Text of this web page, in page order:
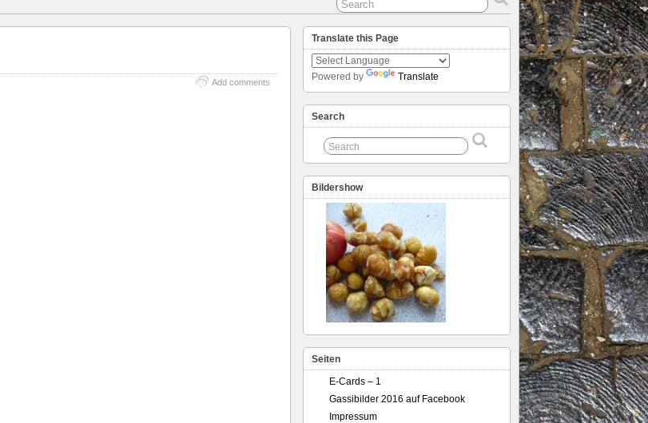
Add comments
Translate this Page
Powered by Translate
Search
Bildershow
Seiten
E-Cards – 1
Gassibilder 2016 auf Facebook
Impressum